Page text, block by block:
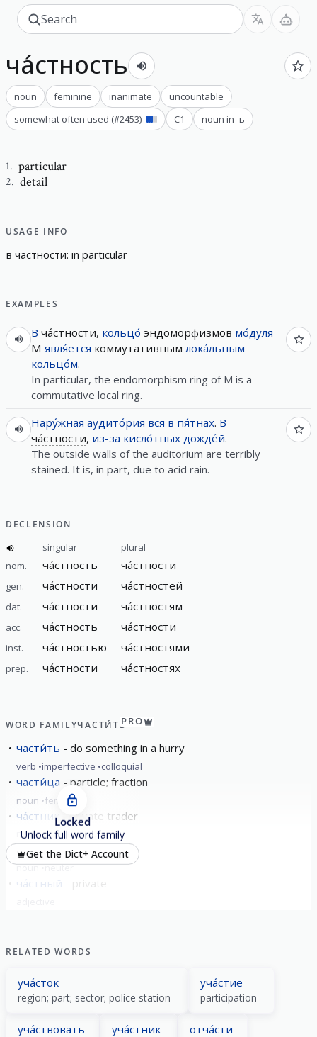
ча́стность
noun feminine inanimate
uncountable
somewhat often used (#2453) C1 noun in -ь
1. particular
2. detail
USAGE INFO
в частности: in particular
EXAMPLES
В ча́стности, кольцо́ эндоморфизмов мо́дуля
M явля́ется коммутативным лока́льным
кольцо́м.
In particular, the endomorphism ring of M is a
commutative local ring.
Нару́жная аудито́рия вся в пя́тнах. В
ча́стности, из-за кисло́тных дожде́й.
The outside walls of the auditorium are terribly
stained. It is, in part, due to acid rain.
DECLENSION
singular
plural
nom.
ча́стность ча́стности
gen. ча́стности ча́стностей
dat. ча́стности ча́стностям
acc. ча́стность ча́стности
inst. ча́стностью ча́стностями
prep. ча́стности ча́стностях
WORD FAMILYЧАСТИ́ТЬPRO
части́ть do something in a hurry
verb imperfective colloquial
части́ца particle; fraction
noun feminine
ча́стник private trader
noun masculine
ча́стное quotient
noun neuter
ча́стный
Locked
Unlock full word family
Get the Dict+ Account
RELATED WORDS
уча́сток
region; part; sector; police station
уча́стие
participation
уча́ствовать уча́стник отча́сти